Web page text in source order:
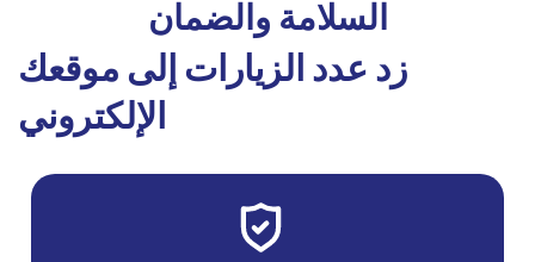
السلامة والضمان
زد عدد الزيارات إلى موقعك
الإلكتروني